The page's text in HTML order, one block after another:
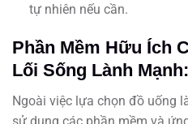
tự nhiên nếu cần.
Phần Mềm Hữu Ích
Lối Sống Lành Mạnh:
Ngoài việc lựa chọn đồ uống
sử dụng các phần mềm và